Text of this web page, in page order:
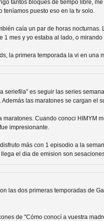
Personajes
las estrellas de
tantos bloques de tiempo libre,
teníamos puesto eso en la tv solo.
caía un par de horas
1 mes y yo estaba al lado, o
la primera temporada la vi en una
seriefila" es seguir las series
las maratones se cargan el
maratones. Cuando conoci HIMYM
impresionante.
más con 1 episodio a la
el dia de emision son
las dos primeras temporadas de
de "Cómo conocí a vuestra